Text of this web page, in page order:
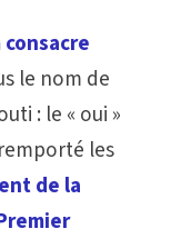
le nom de
: le « oui »
les
de la